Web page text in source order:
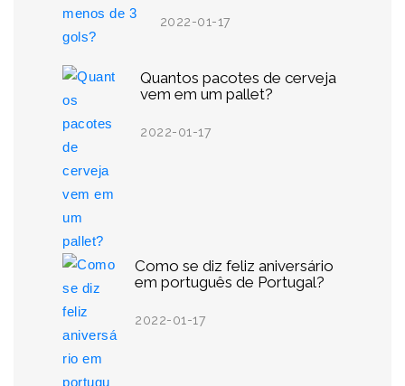
2022-01-17
Quantos pacotes de cerveja
vem em um pallet?
2022-01-17
Como se diz feliz aniversário
em português de Portugal?
2022-01-17